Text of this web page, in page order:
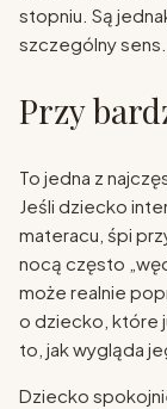
stopniu. Są
szczególny sens.
Przy
To jedna z
Jeśli dziecko
materacu, śpi
nocą często
może realnie
o dziecko, które
to, jak wygląda
Dziecko